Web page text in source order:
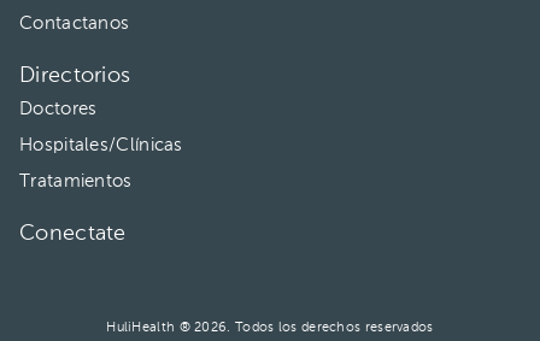
Contactanos
Directorios
Doctores
Hospitales/Clínicas
Tratamientos
Conectate
HuliHealth ® 2026. Todos los derechos reservados